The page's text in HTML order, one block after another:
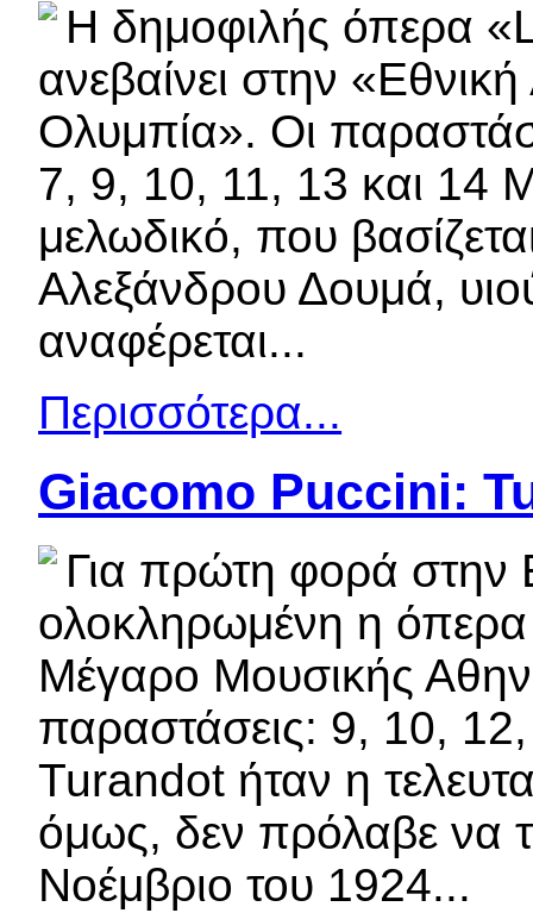
Η δημοφιλής όπερα
ανεβαίνει στην
Ολυμπία». Οι
7, 9, 10, 11, 13 και 14
μελωδικό, που
Αλεξάνδρου Δουμά,
αναφέρεται...
Περισσότερα...
Giacomo Puccini:
Για πρώτη φορά στην
ολοκληρωμένη η
Μέγαρο Μουσικής
παραστάσεις: 9, 10,
Turandot ήταν η
όμως, δεν πρόλαβε να
Νοέμβριο του 1924...